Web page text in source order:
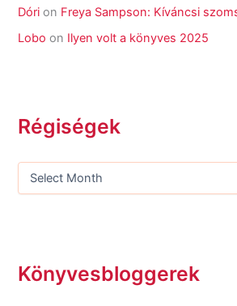
Dóri on Freya Sampson: Kíváncsi
Lobo on Ilyen volt a könyves 2025
Régiségek
Könyvesbloggerek